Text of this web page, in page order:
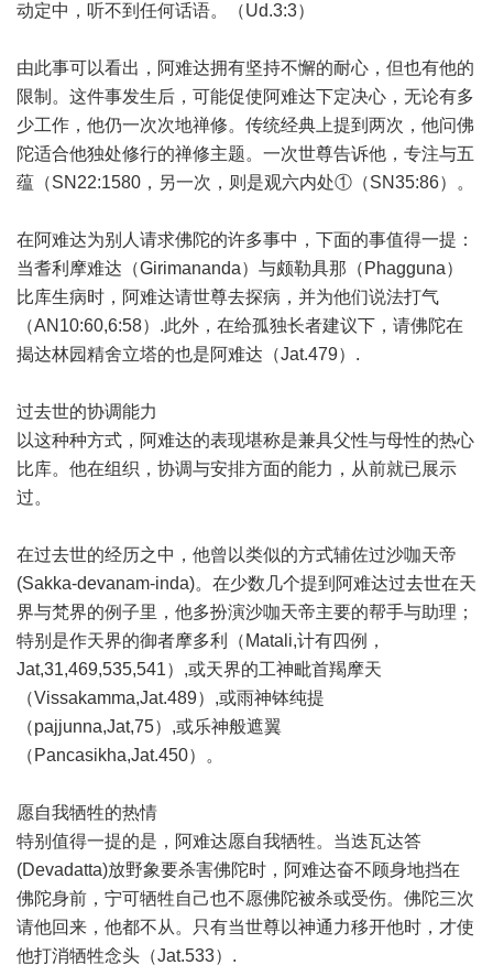
动定中，听不到任何话语。（Ud.3:3）
由此事可以看出，阿难达拥有坚持不懈的耐心，但也有他的
限制。这件事发生后，可能促使阿难达下定决心，无论有多
少工作，他仍一次次地禅修。传统经典上提到两次，他问佛
陀适合他独处修行的禅修主题。一次世尊告诉他，专注与五
蕴（SN22:1580，另一次，则是观六内处①（SN35:86）。
在阿难达为别人请求佛陀的许多事中，下面的事值得一提：
当耆利摩难达（Girimananda）与颇勒具那（Phagguna）
比库生病时，阿难达请世尊去探病，并为他们说法打气
（AN10:60,6:58）.此外，在给孤独长者建议下，请佛陀在
揭达林园精舍立塔的也是阿难达（Jat.479）.
过去世的协调能力
以这种种方式，阿难达的表现堪称是兼具父性与母性的热心
比库。他在组织，协调与安排方面的能力，从前就已展示
过。
在过去世的经历之中，他曾以类似的方式辅佐过沙咖天帝
(Sakka-devanam-inda)。在少数几个提到阿难达过去世在天
界与梵界的例子里，他多扮演沙咖天帝主要的帮手与助理；
特别是作天界的御者摩多利（Matali,计有四例，
Jat,31,469,535,541）,或天界的工神毗首羯摩天
（Vissakamma,Jat.489）,或雨神钵纯提
（pajjunna,Jat,75）,或乐神般遮翼
（Pancasikha,Jat.450）。
愿自我牺牲的热情
特别值得一提的是，阿难达愿自我牺牲。当迭瓦达答
(Devadatta)放野象要杀害佛陀时，阿难达奋不顾身地挡在
佛陀身前，宁可牺牲自己也不愿佛陀被杀或受伤。佛陀三次
请他回来，他都不从。只有当世尊以神通力移开他时，才使
他打消牺牲念头（Jat.533）.